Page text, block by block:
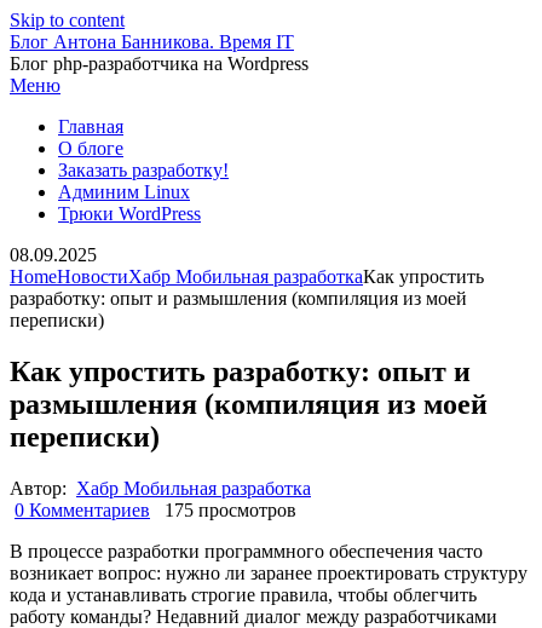
Skip to content
Блог Антона Банникова. Время IT
Блог php-разработчика на Wordpress
Меню
Главная
О блоге
Заказать разработку!
Админим Linux
Трюки WordPress
08.09.2025
HomeНовостиХабр Мобильная разработкаКак упростить
разработку: опыт и размышления (компиляция из моей
переписки)
Как упростить разработку: опыт и
размышления (компиляция из моей
переписки)
Автор: Хабр Мобильная разработка
0 Комментариев
175 просмотров
В процессе разработки программного обеспечения часто
возникает вопрос: нужно ли заранее проектировать структуру
кода и устанавливать строгие правила, чтобы облегчить
работу команды? Недавний диалог между разработчиками